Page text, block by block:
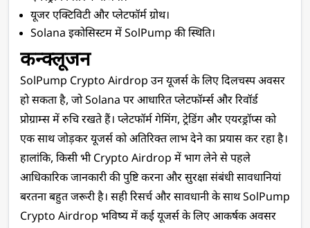
यूजर एक्टिविटी और प्लेटफॉर्म ग्रोथ।
Solana इकोसिस्टम में SolPump की स्थिति।
कन्क्लूजन
SolPump Crypto Airdrop उन यूजर्स के लिए दिलचस्प अवसर
हो सकता है, जो Solana पर आधारित प्लेटफॉर्म्स और रिवॉर्ड
प्रोग्राम्स में रुचि रखते हैं। प्लेटफॉर्म गेमिंग, ट्रेडिंग और एयरड्रॉप्स को
एक साथ जोड़कर यूजर्स को अतिरिक्त लाभ देने का प्रयास कर रहा है।
हालांकि, किसी भी Crypto Airdrop में भाग लेने से पहले
आधिकारिक जानकारी की पुष्टि करना और सुरक्षा संबंधी सावधानियां
बरतना बहुत जरूरी है। सही रिसर्च और सावधानी के साथ SolPump
Crypto Airdrop भविष्य में कई यूजर्स के लिए आकर्षक अवसर